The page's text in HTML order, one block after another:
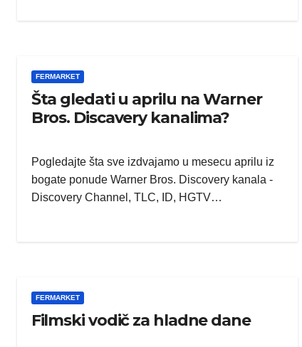
FERMARKET
Šta gledati u aprilu na Warner
Bros. Discavery kanalima?
Pogledajte šta sve izdvajamo u mesecu aprilu iz
bogate ponude Warner Bros. Discovery kanala -
Discovery Channel, TLC, ID, HGTV…
FERMARKET
Filmski vodič za hladne dane